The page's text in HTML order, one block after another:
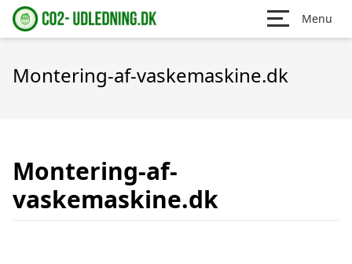
Menu
Montering-af-vaskemaskine.dk
Montering-af-
vaskemaskine.dk